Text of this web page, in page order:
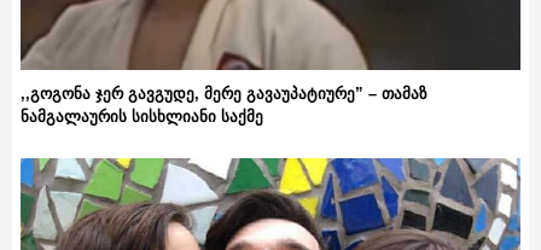
,,გოგონა ჯერ გავგუდე, მერე გავაუპატიურე” – თამაზ
ნამგალაურის სისხლიანი საქმე